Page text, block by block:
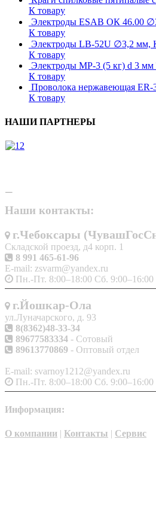
К товару
Электроды ESAB ОК 46.00
К товару
Электроды LB-52U ∅3,2 мм,
К товару
Электроды МР-3 (5 кг) d 3
К товару
Проволока нержавеющая
К товару
НАШИ ПАРТНЕРЫ
Наши контакты:
г.Чебоксары
Складской проезд, д4 корп. 1
8 991 465-61-96
E-mail: zsvarm@yandex.ru
Пн.-Пт. 8:00–18:00 Сб. 9:00–16:00
г.Йошкар-Ола
ул.Луначарского, д. 93
8(8362)48-33-34
89677583334 - Сотовый
89613770869 - Оптовый отдел
E-mail: svarnoy1212@yandex.ru
Пн.-Пт. 8:00–18:00 Сб. 9:00–16:00
Информация:
О компании | Контакты | Сервис